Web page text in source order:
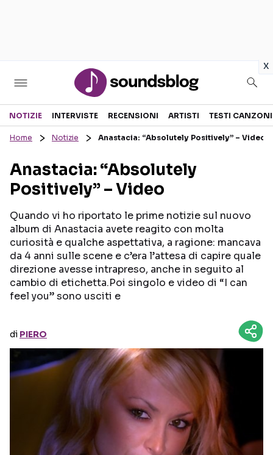
x
Sezioni
RECENSIONI MUSICALI
INTERVISTE
GOSSIP E CURIOSITÀ
TESTI CANZONI
TOUR ED EVENTI
TALENT SHOW
Seguici sui social
NOTIZIE INTERVISTE RECENSIONI ARTISTI TESTI CANZONI
Home Notizie Anastacia: “Absolutely Positively” – Video
Anastacia: “Absolutely
Positively” – Video
Quando vi ho riportato le prime notizie sul nuovo
album di Anastacia avete reagito con molta
curiosità e qualche aspettativa, a ragione: mancava
da 4 anni sulle scene e c’era l’attesa di capire quale
direzione avesse intrapreso, anche in seguito al
cambio di etichetta.Poi singolo e video di “I can
feel you” sono usciti e
di PIERO